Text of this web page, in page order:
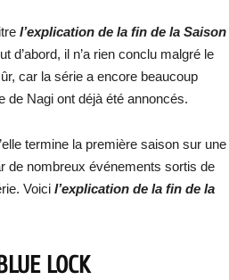
l’explication de la fin de la Saison
d’abord, il n’a rien conclu malgré le
car la série a encore beaucoup
de Nagi ont déjà été annoncés.
termine la première saison sur une
de nombreux événements sortis de
Voici l’explication de la fin de la
LOCK